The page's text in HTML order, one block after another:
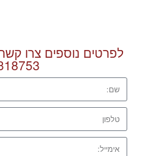
לפרטים נוספים צרו